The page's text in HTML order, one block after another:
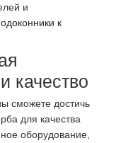
и
к
качество
сможете достичь
для качества
оборудование,